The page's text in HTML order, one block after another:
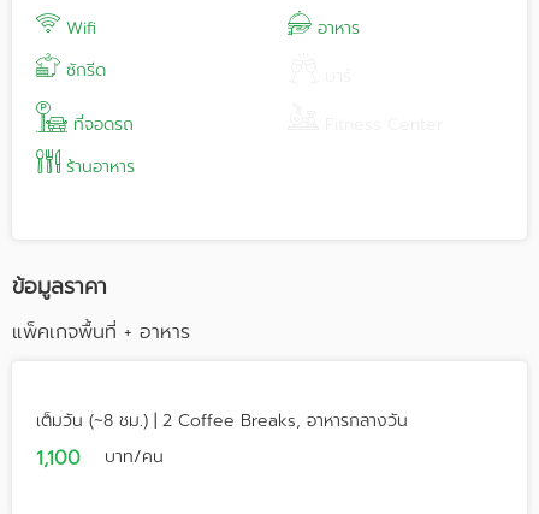
Wifi
อาหาร
ซักรีด
ที่จอดรถ
ร้านอาหาร
ข้อมูลราคา
แพ็คเกจพื้นที่ + อาหาร
เต็มวัน (~8 ชม.) | 2 Coffee Breaks, อาหารกลางวัน
1,100 บาท/คน